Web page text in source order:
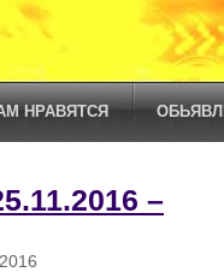
НРАВЯТСЯ
–